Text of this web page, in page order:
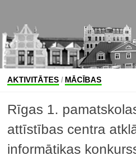
AKTIVITĀTES / MĀCĪBAS
Rīgas 1.
attīstības centra
informātikas